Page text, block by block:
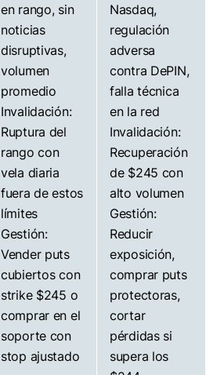
en rango, sin
noticias
disruptivas,
volumen
promedio
Invalidación:
Ruptura del
rango con
vela diaria
fuera de estos
límites
Gestión:
Vender puts
cubiertos con
strike $245 o
comprar en el
soporte con
stop ajustado
Nasdaq,
regulación
adversa
contra DePIN,
falla técnica
en la red
Invalidación:
Recuperación
de $245 con
alto volumen
Gestión:
Reducir
exposición,
comprar puts
protectoras,
cortar
pérdidas si
supera los